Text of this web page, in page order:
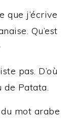
que j’écrive
Qu’est
pas. D’où
de Patata.
mot arabe